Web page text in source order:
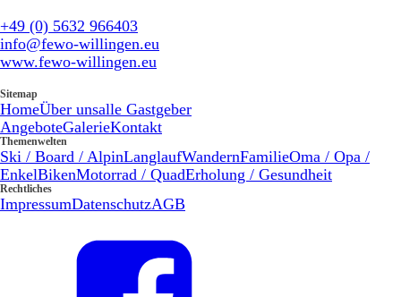
+49 (0) 5632 966403
info@fewo-willingen.eu
www.fewo-willingen.eu
Sitemap
HomeÜber unsalle Gastgeber
AngeboteGalerieKontakt
Themenwelten
Ski / Board / AlpinLanglaufWandernFamilieOma / Opa /
EnkelBikenMotorrad / QuadErholung / Gesundheit
Rechtliches
ImpressumDatenschutzAGB